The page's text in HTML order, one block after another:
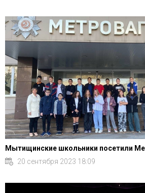
Мытищинские школьники посетили
20 сентября 2023 18:09